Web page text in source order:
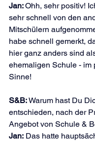
Jan: Ohh, sehr positiv!
sehr schnell von den
Mitschülern
habe schnell gemerkt,
hier ganz anders sind
ehemaligen Schule - im
Sinne!
S&B: Warum hast Du
entschieden, nach der
Angebot von Schule &
Jan: Das hatte